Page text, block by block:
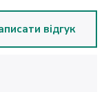
відгук